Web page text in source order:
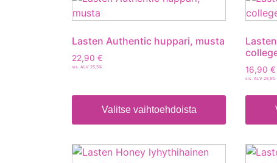
Lasten Authentic huppari, musta
22,90 €
sis. ALV 25,5%
Valitse vaihtoehdoista
16,90 €
sis. ALV 25,5%